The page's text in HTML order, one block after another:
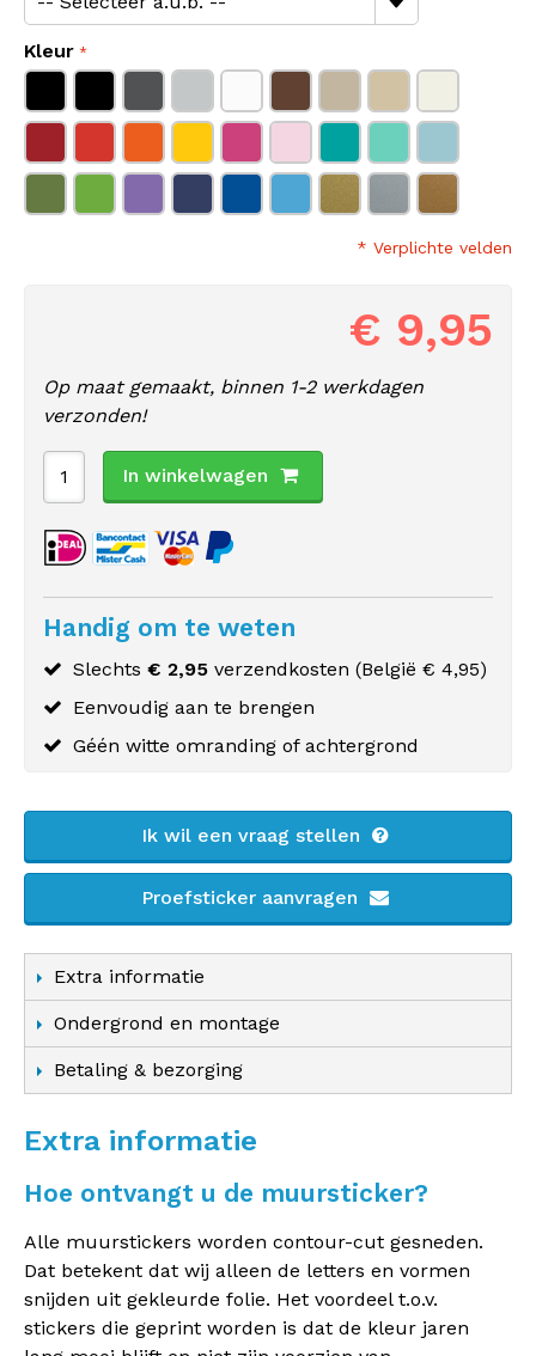
Kleur
* Verplichte velden
€ 9,95
Op maat gemaakt, binnen 1-2 werkdagen
verzonden!
In winkelwagen
Handig om te weten
Slechts € 2,95 verzendkosten (België € 4,95)
Eenvoudig aan te brengen
Géén witte omranding of achtergrond
Ik wil een vraag stellen
Proefsticker aanvragen
Extra informatie
Ondergrond en montage
Betaling & bezorging
Extra informatie
Hoe ontvangt u de muursticker?
Alle muurstickers worden contour-cut gesneden.
Dat betekent dat wij alleen de letters en vormen
snijden uit gekleurde folie. Het voordeel t.o.v.
stickers die geprint worden is dat de kleur jaren